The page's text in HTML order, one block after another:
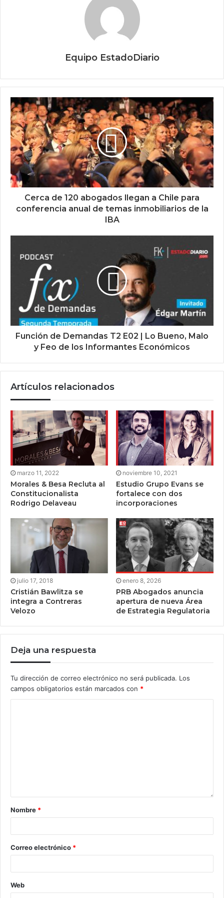
Equipo EstadoDiario
Cerca de 120 abogados llegan a Chile para
conferencia anual de temas inmobiliarios de la
IBA
Función de Demandas T2 E02 | Lo Bueno, Malo
y Feo de los Informantes Económicos
Artículos relacionados
marzo 11, 2022
Morales & Besa Recluta al
Constitucionalista
Rodrigo Delaveau
noviembre 10, 2021
Estudio Grupo Evans se
fortalece con dos
incorporaciones
julio 17, 2018
Cristián Bawlitza se
integra a Contreras
Velozo
enero 8, 2026
PRB Abogados anuncia
apertura de nueva Área
de Estrategia Regulatoria
Deja una respuesta
Tu dirección de correo electrónico no será publicada. Los
campos obligatorios están marcados con *
Nombre *
Correo electrónico *
Web